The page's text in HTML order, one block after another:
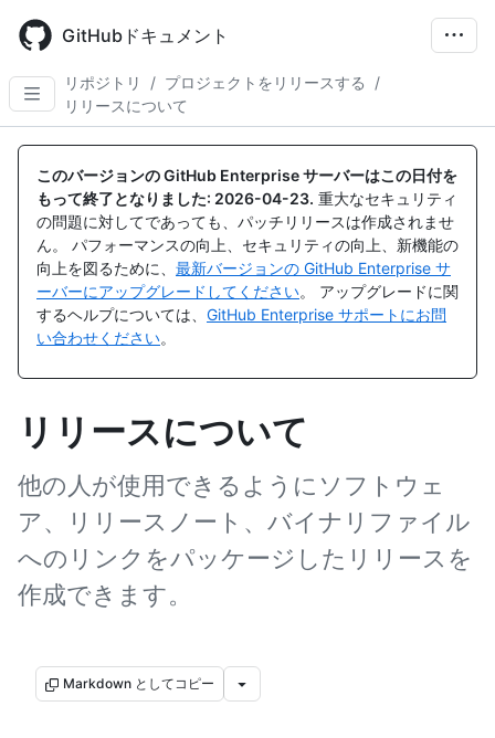
main
content
GitHubドキュメント
リポジトリ / プロジェクトをリリースする
/
リリースについて
このバージョンの GitHub Enterprise サーバーはこの日付を
もって終了となりました: 2026-04-23. 重大なセキュリティ
の問題に対してであっても、パッチリリースは作成されませ
ん。 パフォーマンスの向上、セキュリティの向上、新機能の
向上を図るために、 最新バージョンの GitHub Enterprise サ
ーバーにアップグレードしてください。 アップグレードに関
するヘルプについては、 GitHub Enterprise サポートにお問
い合わせください。
リリースについて
他の人が使用できるようにソフトウェ
ア、リリースノート、バイナリファイル
へのリンクをパッケージしたリリースを
作成できます。
Markdown としてコピー